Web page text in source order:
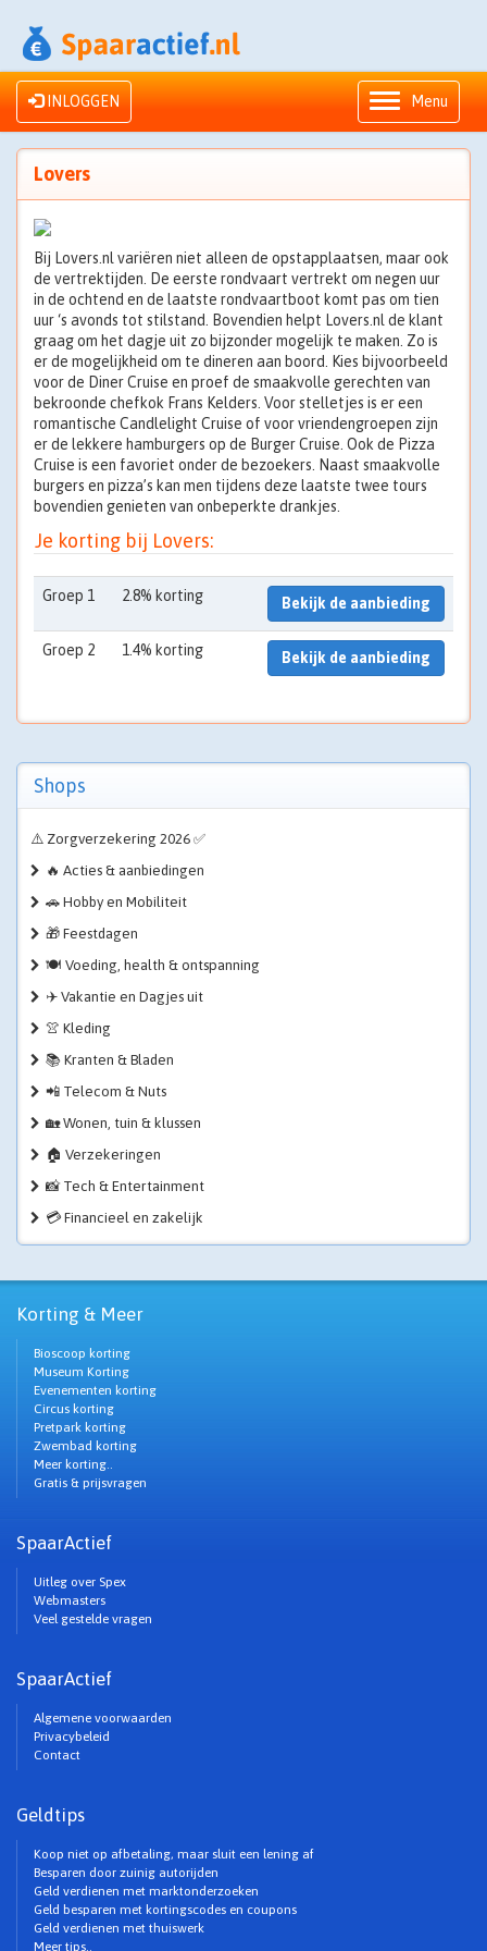
Menu
INLOGGEN
Lovers
Bij Lovers.nl variëren niet alleen de opstapplaatsen, maar ook
de vertrektijden. De eerste rondvaart vertrekt om negen uur
in de ochtend en de laatste rondvaartboot komt pas om tien
uur ‘s avonds tot stilstand. Bovendien helpt Lovers.nl de klant
graag om het dagje uit zo bijzonder mogelijk te maken. Zo is
er de mogelijkheid om te dineren aan boord. Kies bijvoorbeeld
voor de Diner Cruise en proef de smaakvolle gerechten van
bekroonde chefkok Frans Kelders. Voor stelletjes is er een
romantische Candlelight Cruise of voor vriendengroepen zijn
er de lekkere hamburgers op de Burger Cruise. Ook de Pizza
Cruise is een favoriet onder de bezoekers. Naast smaakvolle
burgers en pizza’s kan men tijdens deze laatste twee tours
bovendien genieten van onbeperkte drankjes.
Je korting bij Lovers:
Groep 1 2.8% korting Bekijk de aanbieding
Groep 2 1.4% korting Bekijk de aanbieding
Shops
⚠️ Zorgverzekering 2026 ✅
🔥 Acties & aanbiedingen
🚗 Hobby en Mobiliteit
🎁 Feestdagen
🍽️ Voeding, health & ontspanning
✈️ Vakantie en Dagjes uit
👚 Kleding
📚 Kranten & Bladen
📲 Telecom & Nuts
🏡 Wonen, tuin & klussen
🏠 Verzekeringen
📸 Tech & Entertainment
💳 Financieel en zakelijk
Korting & Meer
Bioscoop korting
Museum Korting
Evenementen korting
Circus korting
Pretpark korting
Zwembad korting
Meer korting..
Gratis & prijsvragen
SpaarActief
Uitleg over Spex
Webmasters
Veel gestelde vragen
SpaarActief
Algemene voorwaarden
Privacybeleid
Contact
Geldtips
Koop niet op afbetaling, maar sluit een lening af
Besparen door zuinig autorijden
Geld verdienen met marktonderzoeken
Geld besparen met kortingscodes en coupons
Geld verdienen met thuiswerk
Meer tips..